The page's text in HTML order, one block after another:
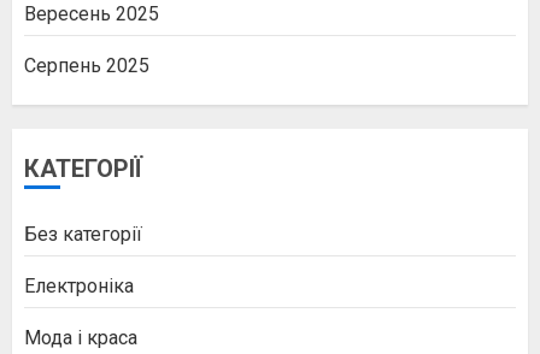
Вересень 2025
Серпень 2025
КАТЕГОРІЇ
Без категорії
Електроніка
Мода і краса